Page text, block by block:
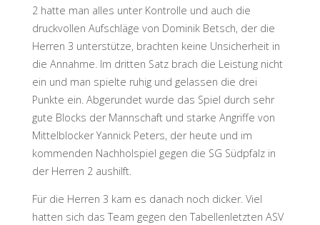
2 hatte man alles unter Kontrolle und auch die
druckvollen Aufschläge von Dominik Betsch, der die
Herren 3 unterstütze, brachten keine Unsicherheit in
die Annahme. Im dritten Satz brach die Leistung nicht
ein und man spielte ruhig und gelassen die drei
Punkte ein. Abgerundet wurde das Spiel durch sehr
gute Blocks der Mannschaft und starke Angriffe von
Mittelblocker Yannick Peters, der heute und im
kommenden Nachholspiel gegen die SG Südpfalz in
der Herren 2 aushilft.
Für die Herren 3 kam es danach noch dicker. Viel
hatten sich das Team gegen den Tabellenletzten ASV